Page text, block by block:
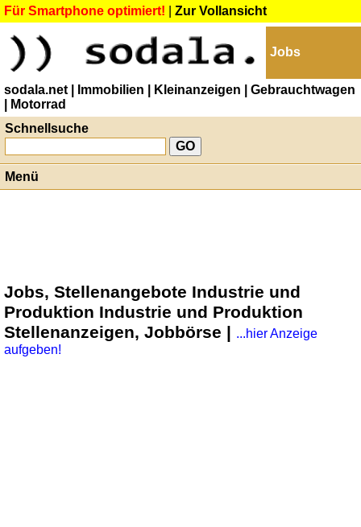
Für Smartphone optimiert! Zur Vollansicht
Jobs
sodala.net | Immobilien | Kleinanzeigen
| Gebrauchtwagen
| Motorrad
Schnellsuche
Menü
Jobs, Stellenangebote Industrie und
Produktion Industrie und Produktion
Stellenanzeigen, Jobbörse | ...hier Anzeige
aufgeben!